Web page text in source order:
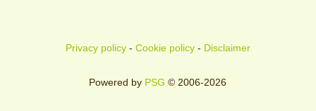
Privacy policy- Cookie policy- Disclaimer
Powered by PSG © 2006-2026